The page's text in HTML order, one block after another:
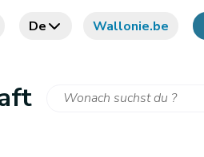
De Wallonie.be